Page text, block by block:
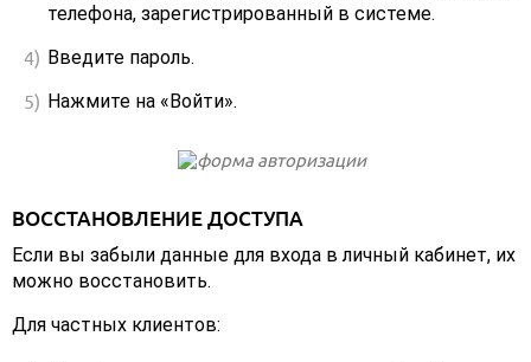
телефона, зарегистрированный в системе.
Введите пароль.
Нажмите на «Войти».
ВОССТАНОВЛЕНИЕ ДОСТУПА
Если вы забыли данные для входа в личный кабинет, их
можно восстановить.
Для частных клиентов: